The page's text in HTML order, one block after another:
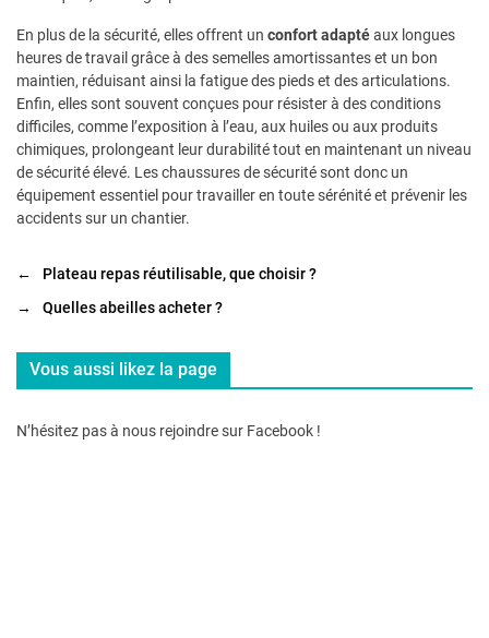
En plus de la sécurité, elles offrent un confort adaptéaux longues
heures de travail grâce à des semelles amortissantes et un bon
maintien, réduisant ainsi la fatigue des pieds et des articulations.
Enfin, elles sont souvent conçues pour résister à des conditions
difficiles, comme l’exposition à l’eau, aux huiles ou aux produits
chimiques, prolongeant leur durabilité tout en maintenant un niveau
de sécurité élevé. Les chaussures de sécurité sont donc un
équipement essentiel pour travailler en toute sérénité et prévenir les
accidents sur un chantier.
←
Plateau repas réutilisable, que choisir ?
→
Quelles abeilles acheter ?
Vous aussi likez la page
N’hésitez pas à nous rejoindre sur Facebook !